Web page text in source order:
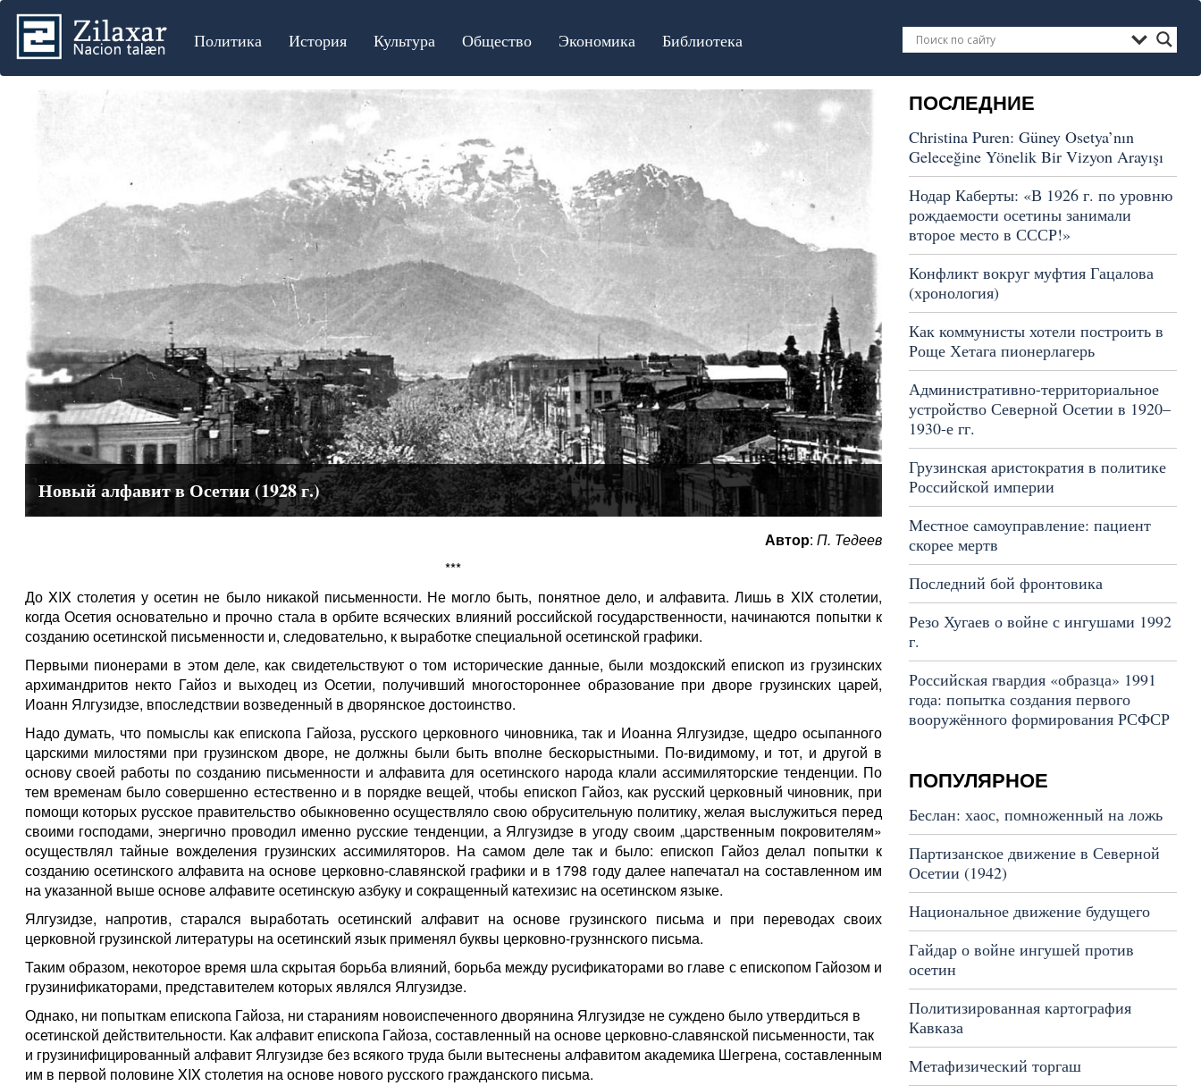
Политика История Культура Общество Экономика Библиотека
ПОСЛЕДНИЕ
Christina Puren: Güney Osetya’nın
Geleceğine Yönelik Bir Vizyon Arayışı
Нодар Каберты: «В 1926 г. по уровню
рождаемости осетины занимали
второе место в СССР!»
Конфликт вокруг муфтия Гацалова
(хронология)
Как коммунисты хотели построить в
Роще Хетага пионерлагерь
Административно-территориальное
устройство Северной Осетии в 1920–
1930-е гг.
Грузинская аристократия в политике
Российской империи
Местное самоуправление: пациент
скорее мертв
Последний бой фронтовика
Резо Хугаев о войне с ингушами 1992
г.
Российская гвардия «образца» 1991
года: попытка создания первого
вооружённого формирования РСФСР
ПОПУЛЯРНОЕ
Беслан: хаос, помноженный на ложь
Партизанское движение в Северной
Осетии (1942)
Национальное движение будущего
Гайдар о войне ингушей против
осетин
Политизированная картография
Кавказа
Метафизический торгаш
Новый алфавит в Осетии (1928 г.)
Автор: П. Тедеев
***
До XIX столетия у осетин не было никакой письменности. Не могло быть, понятное дело, и алфавита. Лишь в XIX столетии,
когда Осетия основательно и прочно стала в орбите всяческих влияний российской государственности, начинаются попытки к
созданию осетинской письменности и, следовательно, к выработке специальной осетинской графики.
Первыми пионерами в этом деле, как свидетельствуют о том исторические данные, были моздокский епископ из грузинских
архимандритов некто Гайоз и выходец из Осетии, получивший многостороннее образование при дворе грузинских царей,
Иоанн Ялгузидзе, впоследствии возведенный в дворянское достоинство.
Надо думать, что помыслы как епископа Гайоза, русского церковного чиновника, так и Иоанна Ялгузидзе, щедро осыпанного
царскими милостями при грузинском дворе, не должны были быть вполне бескорыстными. По-видимому, и тот, и другой в
основу своей работы по созданию письменности и алфавита для осетинского народа клали ассимиляторские тенденции. По
тем временам было совершенно естественно и в порядке вещей, чтобы епископ Гайоз, как русский церковный чиновник, при
помощи которых русское правительство обыкновенно осуществляло свою обрусительную политику, желая выслужиться перед
своими господами, энергично проводил именно русские тенденции, а Ялгузидзе в угоду своим „царственным покровителям»
осуществлял тайные вожделения грузинских ассимиляторов. На самом деле так и было: епископ Гайоз делал попытки к
созданию осетинского алфавита на основе церковно-славянской графики и в 1798 году далее напечатал на составленном им
на указанной выше основе алфавите осетинскую азбуку и сокращенный катехизис на осетинском языке.
Ялгузидзе, напротив, старался выработать осетинский алфавит на основе грузинского письма и при переводах своих
церковной грузинской литературы на осетинский язык применял буквы церковно-грузннского письма.
Таким образом, некоторое время шла скрытая борьба влияний, борьба между русификаторами во главе с епископом Гайозом и
грузинификаторами, представителем которых являлся Ялгузидзе.
Однако, ни попыткам епископа Гайоза, ни стараниям новоиспеченного дворянина Ялгузидзе не суждено было утвердиться в
осетинской действительности. Как алфавит епископа Гайоза, составленный на основе церковно-славянской письменности, так
и грузинифицированный алфавит Ялгузидзе без всякого труда были вытеснены алфавитом академика Шегрена, составленным
им в первой половине XIX столетия на основе нового русского гражданского письма.